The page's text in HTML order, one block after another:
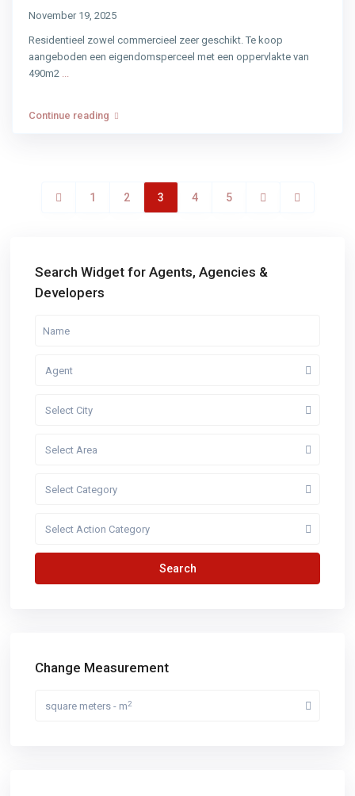
November 19, 2025
Residentieel zowel commercieel zeer geschikt. Te koop
aangeboden een eigendomsperceel met een oppervlakte van
490m2 ...
Continue reading
1 2 3 4 5
Search Widget for Agents, Agencies &
Developers
Agent
Select City
Select Area
Select Category
Select Action Category
Search
Change Measurement
square meters - m2